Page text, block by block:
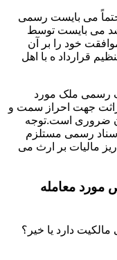
می بایست رسمی
می بایست توسط
خود را بر آن
قرارداد ه با اهل
رسمی ملک مورد
جهت احراز سمت و
ضروری است.توجه
رسمی مستلزم
مالیات بر ارث می
معامله
دارد یا خیر؟